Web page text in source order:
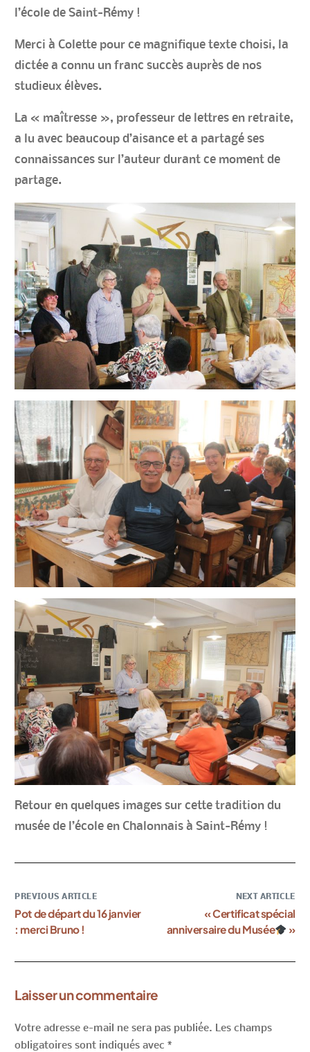
l’école de Saint-Rémy !
Merci à Colette pour ce magnifique texte choisi, la
dictée a connu un franc succès auprès de nos
studieux élèves.
La « maîtresse », professeur de lettres en retraite,
a lu avec beaucoup d’aisance et a partagé ses
connaissances sur l’auteur durant ce moment de
partage.
Retour en quelques images sur cette tradition du
musée de l’école en Chalonnais à Saint-Rémy !
PREVIOUS ARTICLE
Pot de départ du 16 janvier
: merci Bruno !
NEXT ARTICLE
« Certificat spécial
anniversaire du Musée
»
Laisser un commentaire
Votre adresse e-mail ne sera pas publiée. Les champs
obligatoires sont indiqués avec*